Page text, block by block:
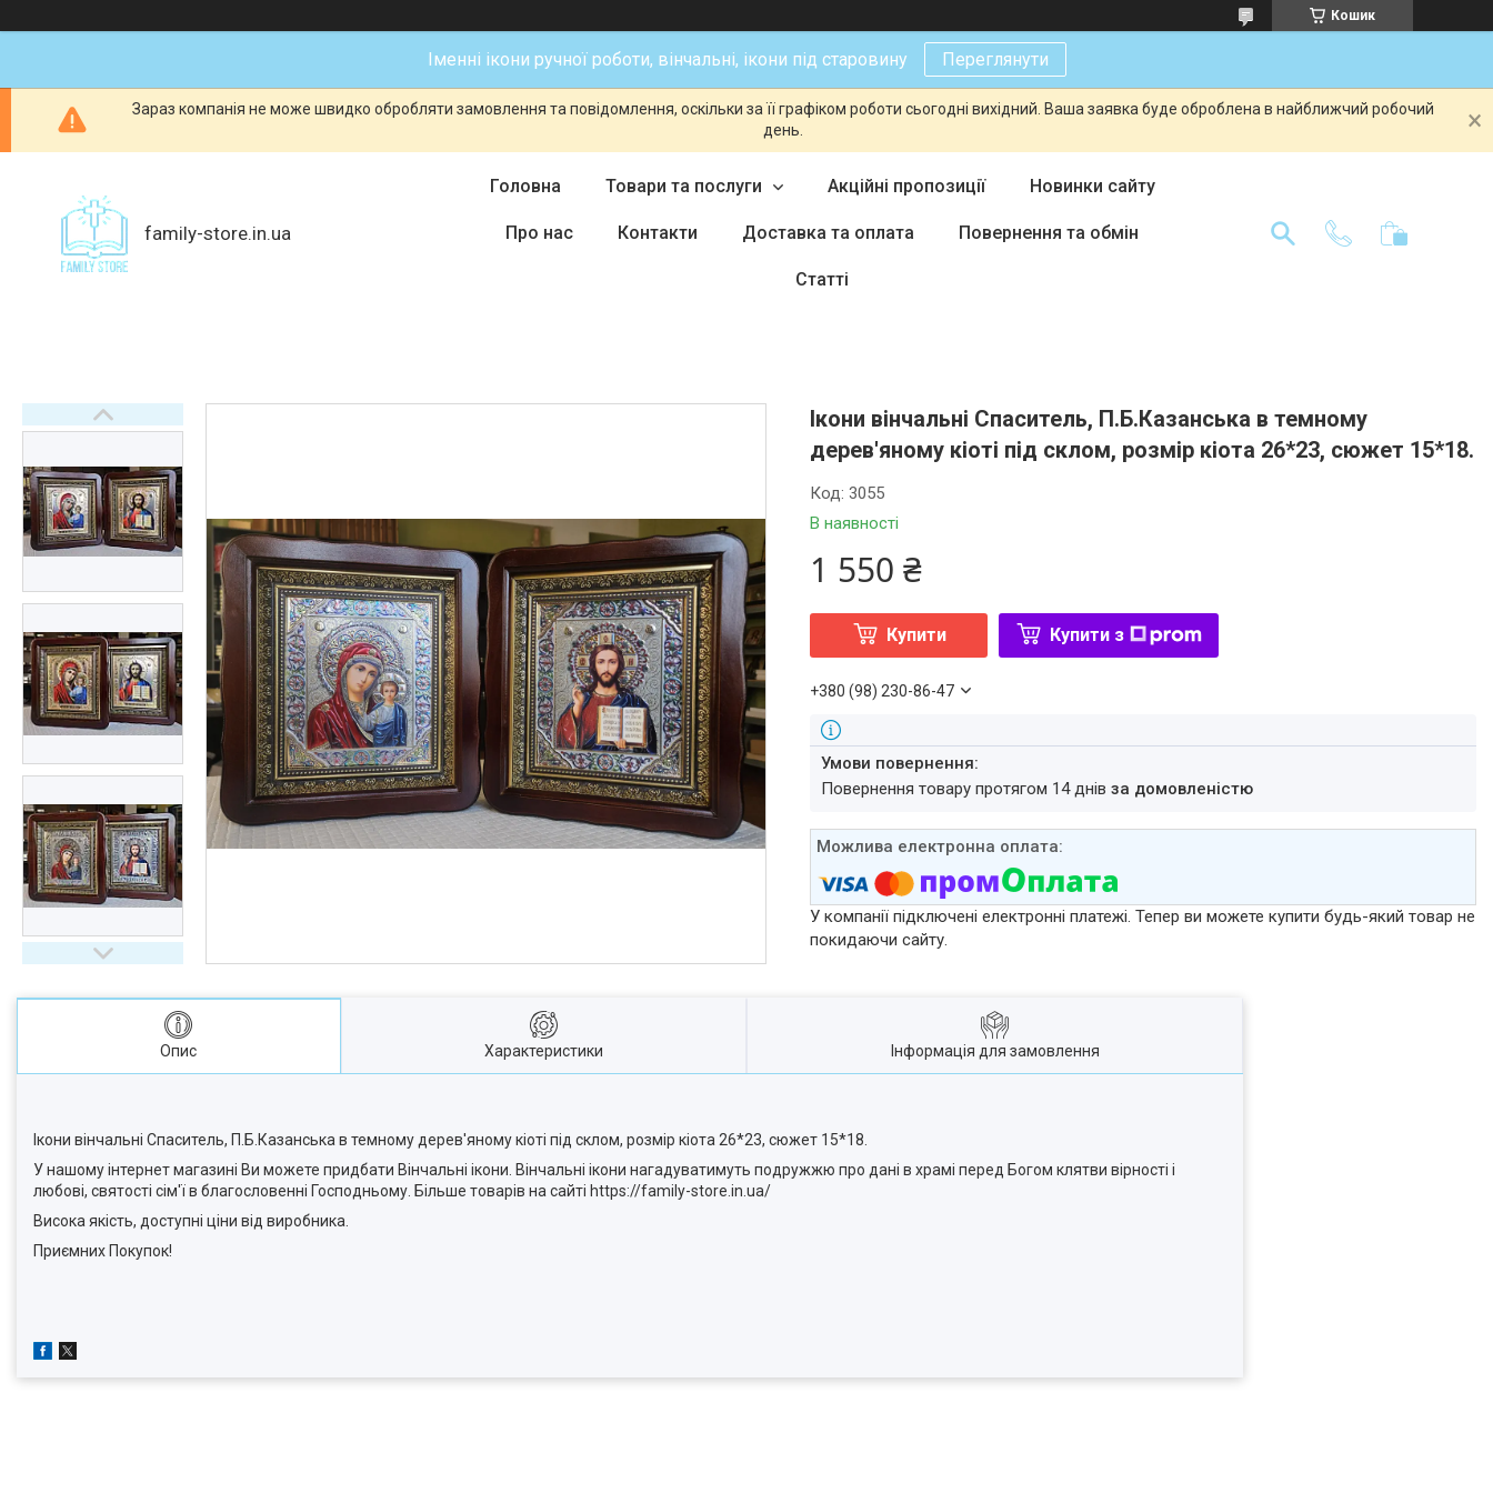
Кошик
Іменні ікони ручної роботи, вінчальні, ікони під старовину Переглянути
Зараз компанія не може швидко обробляти замовлення та повідомлення, оскільки за її графіком роботи сьогодні вихідний. Ваша заявка буде оброблена в найближчий робочий
день.
family-store.in.ua
Головна Товари та послуги Акційні пропозиції Новинки сайту
Про нас Контакти Доставка та оплата Повернення та обмін
Статті
Ікони вінчальні Спаситель, П.Б.Казанська в темному
дерев'яному кіоті під склом, розмір кіота 26*23, сюжет 15*18.
В наявності
Код:3055
1 550 ₴
Купити Купити з
+380 (98) 230-86-47
повернення товару протягом 14 днівза домовленістю
У компанії підключені електронні платежі. Тепер ви можете купити будь-який товар не
покидаючи сайту.
Опис Характеристики Інформація для замовлення
Ікони вінчальні Спаситель, П.Б.Казанська в темному дерев'яному кіоті під склом, розмір кіота 26*23, сюжет 15*18.
У нашому інтернет магазині Ви можете придбати Вінчальні ікони. Вінчальні ікони нагадуватимуть подружжю про дані в храмі перед Богом клятви вірності і
любові, святості сім'ї в благословенні Господньому. Більше товарів на сайті https://family-store.in.ua/
Висока якість, доступні ціни від виробника.
Приємних Покупок!